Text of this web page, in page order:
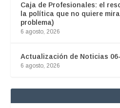
Caja de Profesionales: el
la política que no quiere
problema)
6 agosto, 2026
Actualización de Noticias
6 agosto, 2026